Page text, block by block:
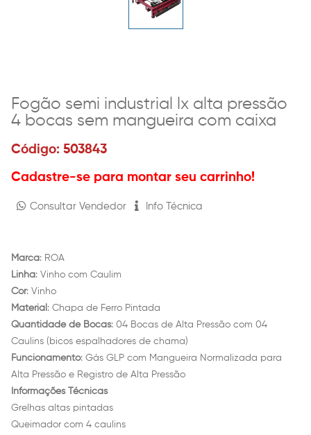
Fogão semi industrial lx alta pressão
4 bocas sem mangueira com caixa
Código: 503843
Cadastre-se para montar seu carrinho!
Consultar Vendedor Info Técnica
Marca: ROA
Linha: Vinho com Caulim
Cor: Vinho
Material : Chapa de Ferro Pintada
Quantidade de Bocas: 04 Bocas de Alta Pressão com 04
Caulins (bicos espalhadores de chama)
Funcionamento: Gás GLP com Mangueira Normalizada para
Alta Pressão e Registro de Alta Pressão
Informações Técnicas
Grelhas altas pintadas
Queimador com 4 caulins